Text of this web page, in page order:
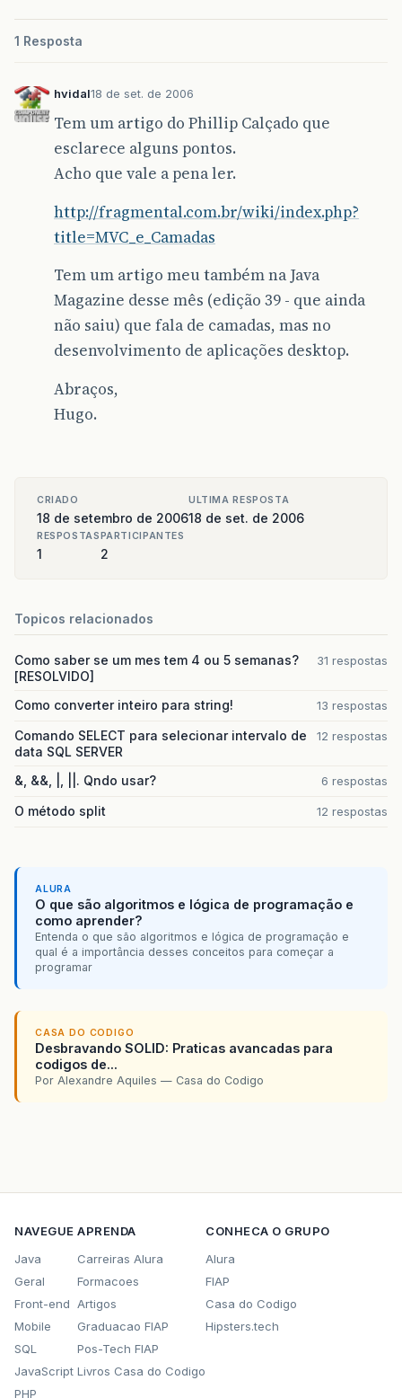
1 Resposta
hvidal18 de set. de 2006
Tem um artigo do Phillip Calçado que
esclarece alguns pontos.
Acho que vale a pena ler.
http://fragmental.com.br/wiki/index.php?
title=MVC_e_Camadas
Tem um artigo meu também na Java
Magazine desse mês (edição 39 - que ainda
não saiu) que fala de camadas, mas no
desenvolvimento de aplicações desktop.
Abraços,
Hugo.
CRIADO
18 de setembro de 2006
ULTIMA RESPOSTA
18 de set. de 2006
RESPOSTAS
1
PARTICIPANTES
2
Topicos relacionados
Como saber se um mes tem 4 ou 5 semanas?
[RESOLVIDO]
31 respostas
Como converter inteiro para string! 13 respostas
Comando SELECT para selecionar intervalo de
data SQL SERVER
12 respostas
&, &&, |, ||. Qndo usar? 6 respostas
O método split 12 respostas
ALURA
O que são algoritmos e lógica de programação e
como aprender?
Entenda o que são algoritmos e lógica de programação e
qual é a importância desses conceitos para começar a
programar
CASA DO CODIGO
Desbravando SOLID: Praticas avancadas para
codigos de...
Por Alexandre Aquiles — Casa do Codigo
NAVEGUE
Java
Geral
Front-end
Mobile
SQL
JavaScript
PHP
APRENDA
Carreiras Alura
Formacoes
Artigos
Graduacao FIAP
Pos-Tech FIAP
Livros Casa do Codigo
CONHECA O GRUPO
Alura
FIAP
Casa do Codigo
Hipsters.tech